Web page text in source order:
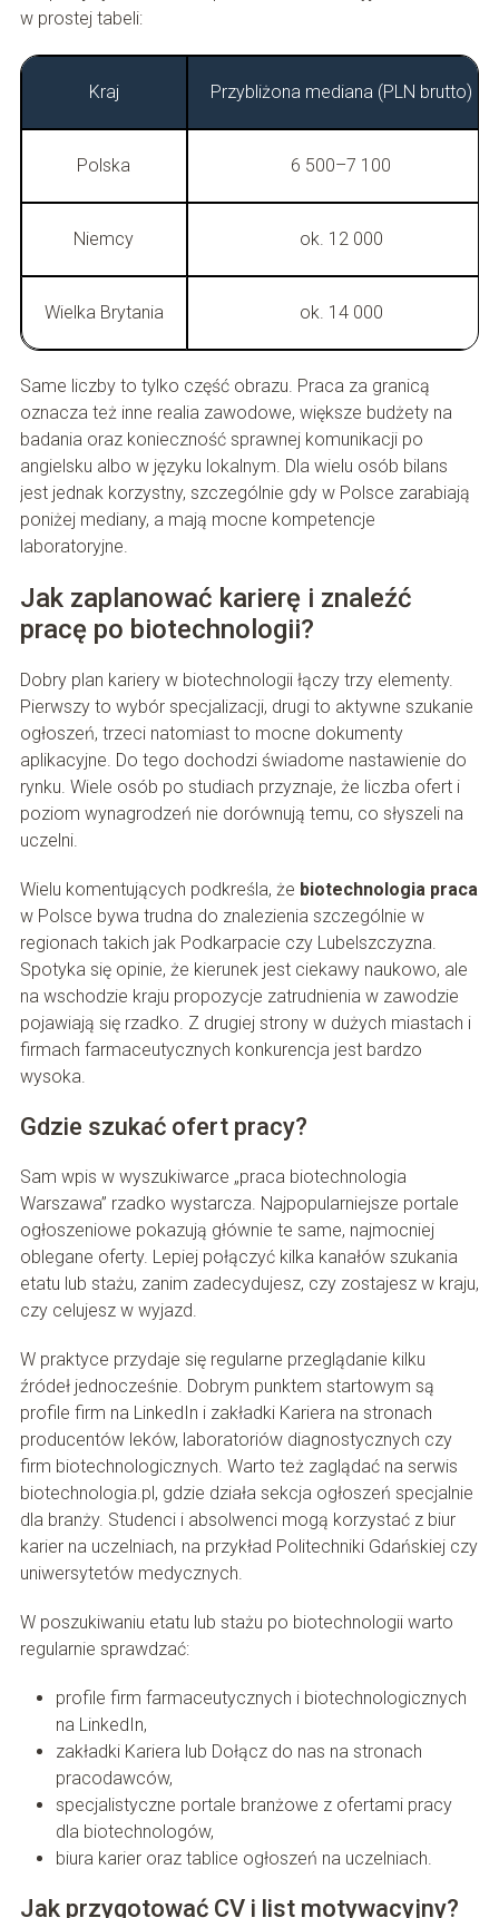
w prostej tabeli:
Kraj Przybliżona mediana (PLN brutto)
Polska 6 500–7 100
Niemcy ok. 12 000
Wielka Brytania ok. 14 000
Same liczby to tylko część obrazu. Praca za granicą
oznacza też inne realia zawodowe, większe budżety na
badania oraz konieczność sprawnej komunikacji po
angielsku albo w języku lokalnym. Dla wielu osób bilans
jest jednak korzystny, szczególnie gdy w Polsce zarabiają
poniżej mediany, a mają mocne kompetencje
laboratoryjne.
Jak zaplanować karierę i znaleźć
pracę po biotechnologii?
Dobry plan kariery w biotechnologii łączy trzy elementy.
Pierwszy to wybór specjalizacji, drugi to aktywne szukanie
ogłoszeń, trzeci natomiast to mocne dokumenty
aplikacyjne. Do tego dochodzi świadome nastawienie do
rynku. Wiele osób po studiach przyznaje, że liczba ofert i
poziom wynagrodzeń nie dorównują temu, co słyszeli na
uczelni.
Wielu komentujących podkreśla, że biotechnologia praca
w Polsce bywa trudna do znalezienia szczególnie w
regionach takich jak Podkarpacie czy Lubelszczyzna.
Spotyka się opinie, że kierunek jest ciekawy naukowo, ale
na wschodzie kraju propozycje zatrudnienia w zawodzie
pojawiają się rzadko. Z drugiej strony w dużych miastach i
firmach farmaceutycznych konkurencja jest bardzo
wysoka.
Gdzie szukać ofert pracy?
Sam wpis w wyszukiwarce „praca biotechnologia
Warszawa” rzadko wystarcza. Najpopularniejsze portale
ogłoszeniowe pokazują głównie te same, najmocniej
oblegane oferty. Lepiej połączyć kilka kanałów szukania
etatu lub stażu, zanim zadecydujesz, czy zostajesz w kraju,
czy celujesz w wyjazd.
W praktyce przydaje się regularne przeglądanie kilku
źródeł jednocześnie. Dobrym punktem startowym są
profile firm na LinkedIn i zakładki Kariera na stronach
producentów leków, laboratoriów diagnostycznych czy
firm biotechnologicznych. Warto też zaglądać na serwis
biotechnologia.pl, gdzie działa sekcja ogłoszeń specjalnie
dla branży. Studenci i absolwenci mogą korzystać z biur
karier na uczelniach, na przykład Politechniki Gdańskiej czy
uniwersytetów medycznych.
W poszukiwaniu etatu lub stażu po biotechnologii warto
regularnie sprawdzać:
profile firm farmaceutycznych i biotechnologicznych
na LinkedIn,
zakładki Kariera lub Dołącz do nas na stronach
pracodawców,
specjalistyczne portale branżowe z ofertami pracy
dla biotechnologów,
biura karier oraz tablice ogłoszeń na uczelniach.
Jak przygotować CV i list motywacyjny?